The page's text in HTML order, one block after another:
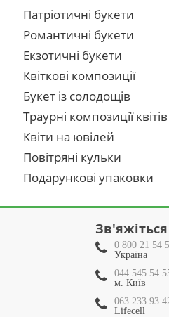
Патріотичні букети
Романтичні букети
Екзотичні букети
Квіткові композиції
Букет із солодощів
Траурні композиції квітів
Квіти на ювілей
Повітряні кульки
Подарункові упаковки
0 800 21 54
Україна
044 545 54
м. Київ
063 233 93
Lifecell